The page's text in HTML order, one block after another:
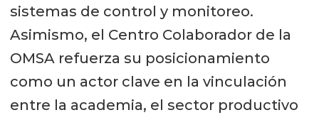
sistemas de control y monitoreo.
Asimismo, el Centro Colaborador de la
OMSA refuerza su posicionamiento
como un actor clave en la vinculación
entre la academia, el sector productivo